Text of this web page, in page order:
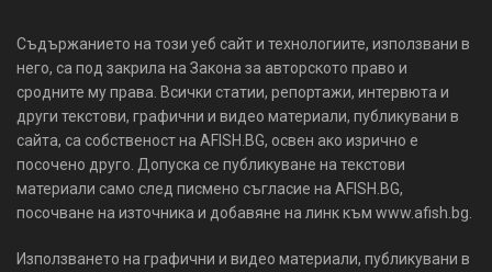
Съдържанието на този уеб сайт и технологиите, използвани в
него, са под закрила на Закона за авторското право и
сродните му права. Всички статии, репортажи, интервюта и
други текстови, графични и видео материали, публикувани в
сайта, са собственост на AFISH.BG, освен ако изрично е
посочено друго. Допуска се публикуване на текстови
материали само след писмено съгласие на AFISH.BG,
посочване на източника и добавяне на линк към www.afish.bg.
Използването на графични и видео материали, публикувани в